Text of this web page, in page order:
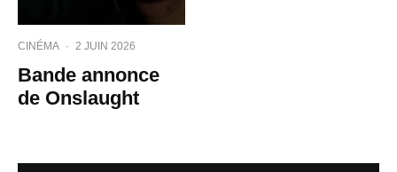
CINÉMA · 2 JUIN 2026
Bande annonce
de Onslaught